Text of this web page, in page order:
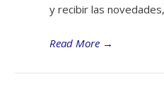
y recibir las
Read More →